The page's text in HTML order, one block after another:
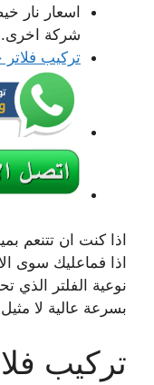
اسعار نار
شركة اخرى.
تركيب
اذا كنت ان تتنعم
اذا فماعليك سوى
نوعية الفلتر الذي
بسرعة عالية لا مثيل
تركيب